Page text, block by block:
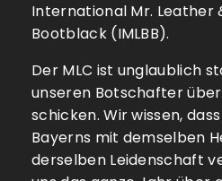
International Mr. Leather
Bootblack (IMLBB).
Der MLC ist unglaublich
unseren Botschafter
schicken. Wir wissen,
Bayerns mit demselben
derselben Leidenschaft